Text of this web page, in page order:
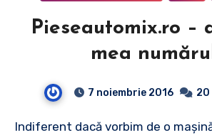
Pieseautomix.ro –
mea numărul
7 noiembrie 2016 20
Indiferent dacă vorbim de o maşină nouă sau una la